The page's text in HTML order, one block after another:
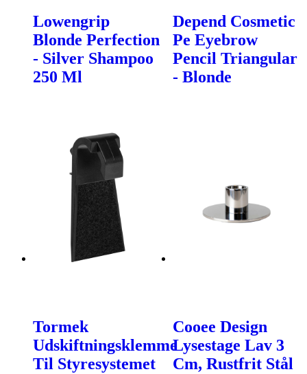
Lowengrip
Blonde Perfection
- Silver Shampoo
250 Ml
Depend Cosmetic
Pe Eyebrow
Pencil Triangular
- Blonde
Tormek
Udskiftningsklemme
Til Styresystemet
Cooee Design
Lysestage Lav 3
Cm, Rustfrit Stål